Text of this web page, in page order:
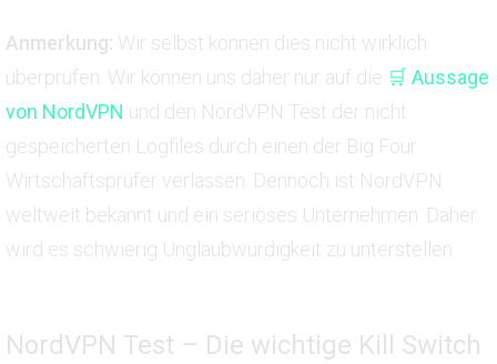
Anmerkung: Wir selbst können dies nicht wirklich
überprüfen. Wir können uns daher nur auf die 🛒 Aussage
von NordVPN und den NordVPN Test der nicht
gespeicherten Logfiles durch einen der Big Four
Wirtschaftsprüfer verlassen. Dennoch ist NordVPN
weltweit bekannt und ein seriöses Unternehmen. Daher
wird es schwierig Unglaubwürdigkeit zu unterstellen.
NordVPN Test – Die wichtige Kill Switch